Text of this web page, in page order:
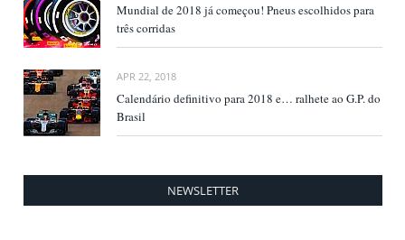
Mundial de 2018 já começou! Pneus escolhidos para
três corridas
APR 22, 2018
Calendário definitivo para 2018 e… ralhete ao G.P. do
Brasil
NEWSLETTER